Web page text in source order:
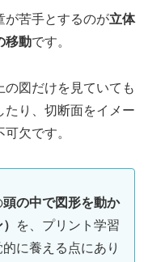
が苦手とするのが立体
移動です。
の図だけを見ていても
り、切断面をイメー
可欠です。
頭の中で図形を動か
を、プリント学習
に養える点にあり